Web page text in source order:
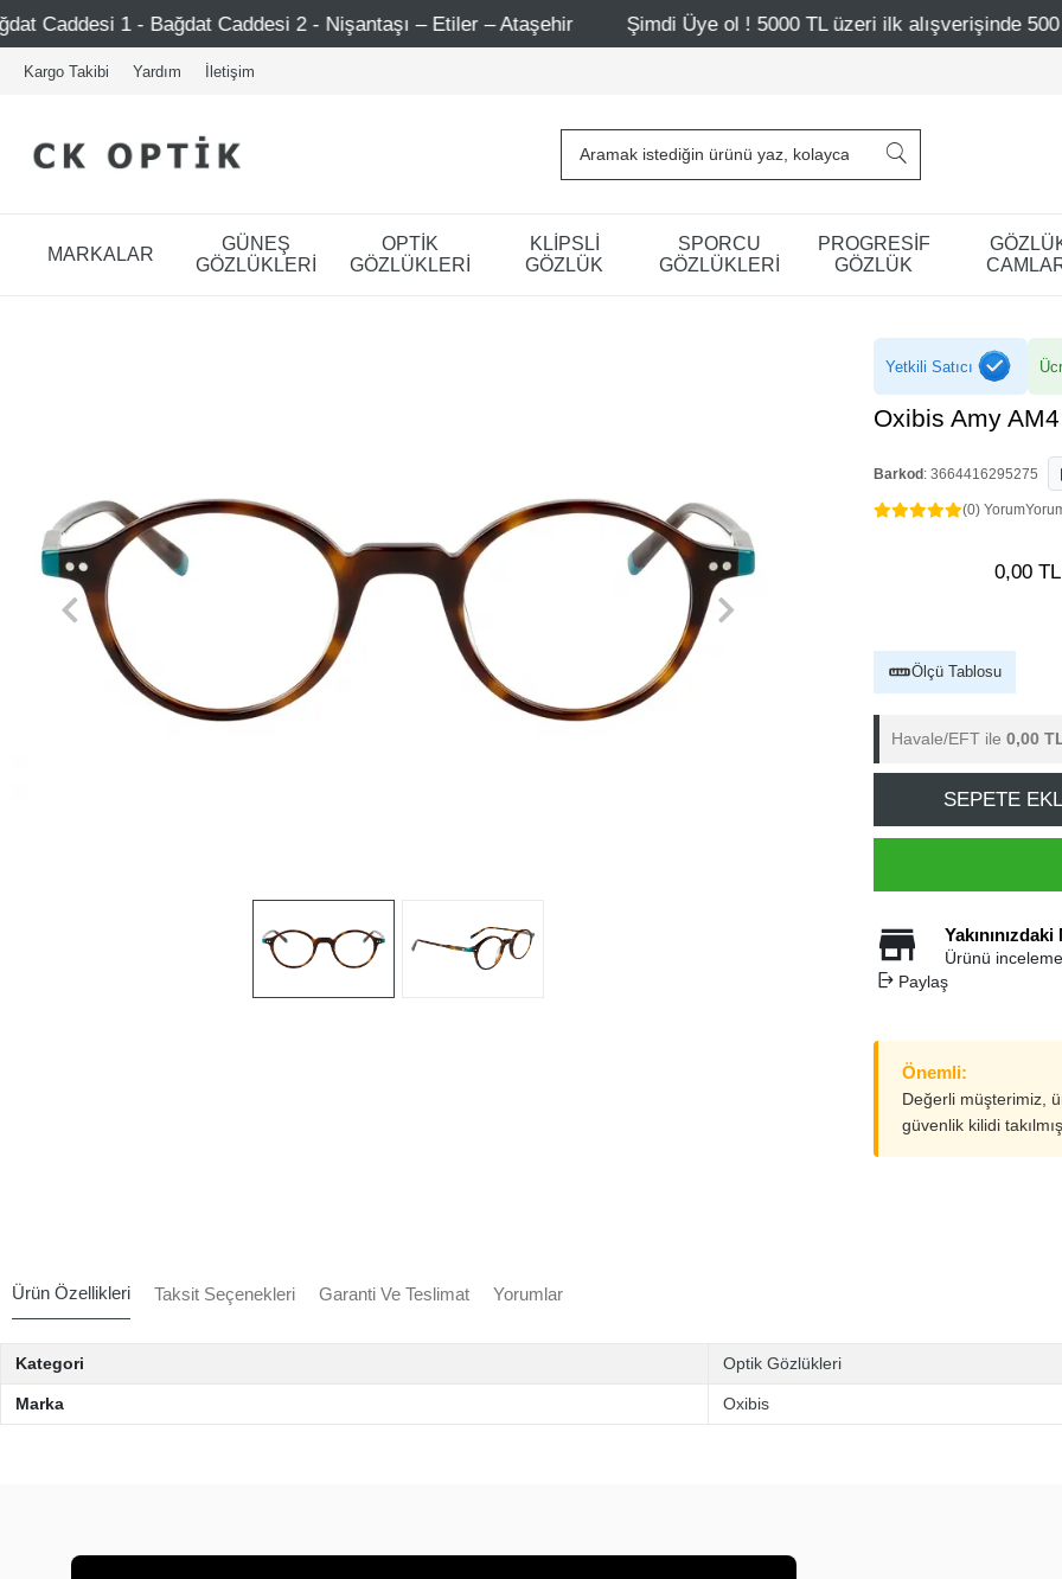
1 - Bağdat Caddesi 2 - Nişantaşı – Etiler – Ataşehir Şimdi Üye ol ! 5000 TL üzeri ilk alışverişinde 500 TL indirim
Kargo Takibi Yardım İletişim
MARKALAR
GÜNEŞ
GÖZLÜKLERİ
OPTİK
GÖZLÜKLERİ
KLİPSLİ
GÖZLÜK
SPORCU
GÖZLÜKLERİ
PROGRESİF
GÖZLÜK
Yetkili Satıcı
Oxibis Amy
Barkod : 3664416295275
(0) Yorum
0,00 TL
Ölçü Tablosu
Havale/EFT ile 0,00
SEPETE
Ürünü
Paylaş
Önemli:
Değerli müşterimiz,
güvenlik kilidi
Ürün Özellikleri Taksit Seçenekleri Garanti Ve Teslimat Yorumlar
Kategori Optik Gözlükleri
Marka Oxibis